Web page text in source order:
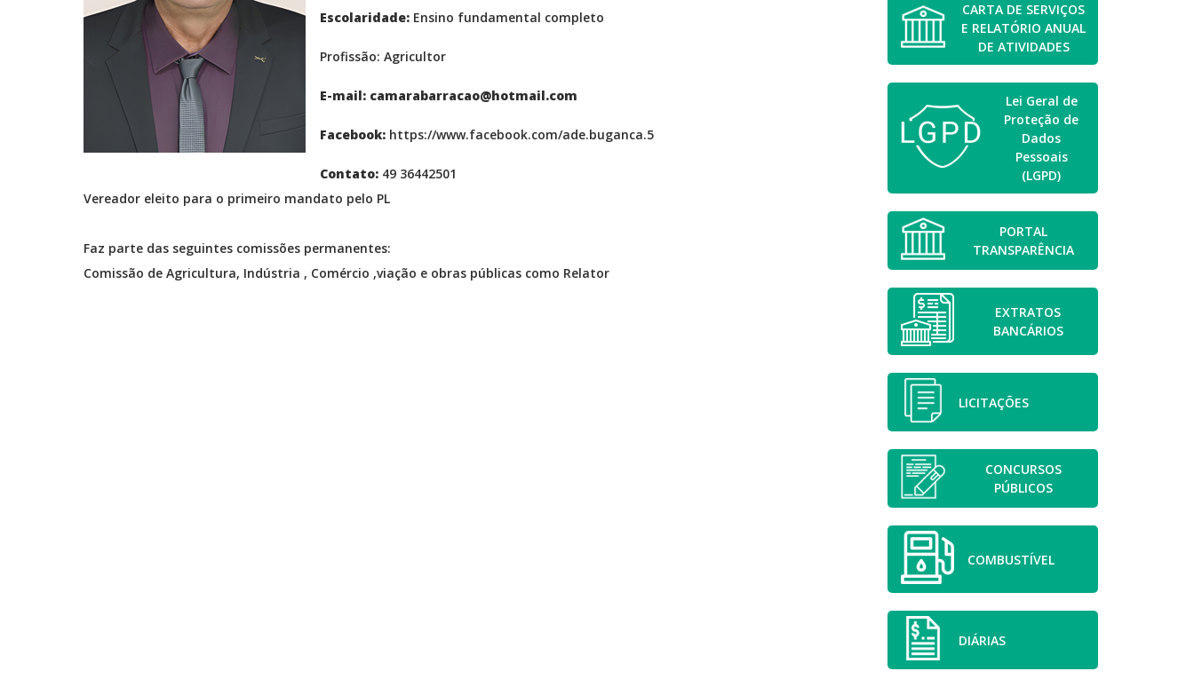
Escolaridade:Ensino fundamental completo
Profissão: Agricultor
E-mail: camarabarracao@hotmail.com
Facebook:https://www.facebook.com/ade.buganca.5
Contato:49 36442501
Vereador eleito para o primeiro mandato pelo PL
Faz parte das seguintes comissões permanentes:
Comissão de Agricultura, Indústria , Comércio ,viação e obras públicas como Relator
CARTA DE SERVIÇOS
E RELATÓRIO ANUAL
DE ATIVIDADES
Lei Geral de
Proteção de
Dados
Pessoais
(LGPD)
PORTAL
TRANSPARÊNCIA
EXTRATOS
BANCÁRIOS
LICITAÇÕES
CONCURSOS
PÚBLICOS
COMBUSTÍVEL
DIÁRIAS